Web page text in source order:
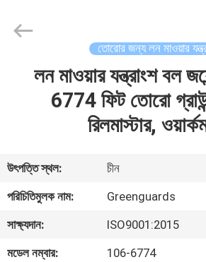
আমাদের
সম্পর্কে
কারখানা
Trading
তোরোর জন্য লন মাওয়ার
লন মাওয়ার যন্ত্রাংশ বল
6774 ফিট তোরো
রিলমাস্টার,
উৎপত্তি স্থল:
চীন
পরিচিতিমুলক নাম:
Greenguards
সাক্ষ্যদান:
ISO9001:2015
মডেল নম্বার:
106-6774